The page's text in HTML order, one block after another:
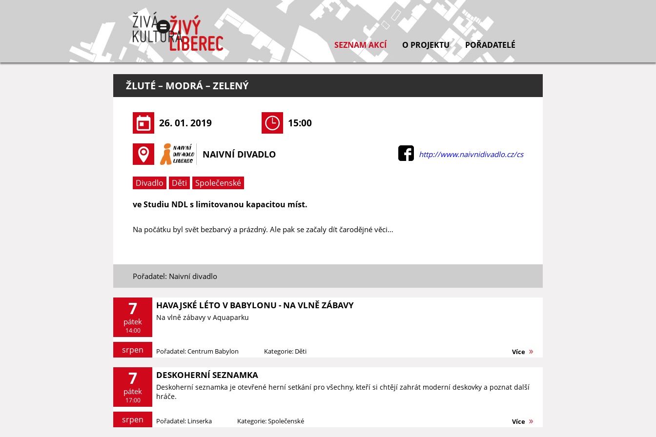
SEZNAM AKCÍ O PROJEKTU POŘADATELÉ
ŽLUTÉ – MODRÁ – ZELENÝ
26. 01. 2019 15:00
NAIVNÍ DIVADLO http://www.naivnidivadlo.cz/cs
Divadlo Děti
Společenské
ve Studiu NDL s limitovanou kapacitou míst.
Na počátku byl svět bezbarvý a prázdný. Ale pak se začaly dít čarodějné věci…
Pořadatel: Naivní divadlo
7
pátek
14:00
srpen
HAVAJSKÉ LÉTO V BABYLONU - NA VLNĚ ZÁBAVY
Na vlně zábavy v Aquaparku
Pořadatel: Centrum Babylon Kategorie: Děti Více
7
pátek
17:00
srpen
DESKOHERNÍ SEZNAMKA
Deskoherní seznamka je otevřené herní setkání pro všechny, kteří si chtějí zahrát moderní deskovky a poznat další
hráče.
Pořadatel: Linserka Kategorie: Společenské Více